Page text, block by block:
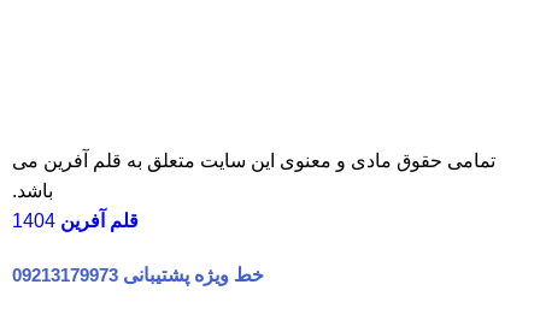
تمامی حقوق مادی و معنوی این سایت متعلق به قلم آفرین می
باشد.
قلم آفرین
خط ویژه پشتیبانی 09213179973